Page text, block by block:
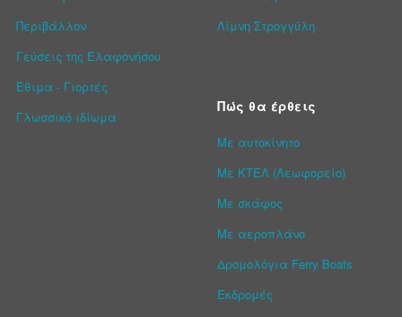
Περιβάλλον
Γεύσεις της Ελαφονήσου
Έθιμα - Γιορτές
Γλωσσικό ιδίωμα
Λίμνη Στρογγύλη
Πώς θα έρθεις
Με αυτοκίνητο
Με ΚΤΕΛ (Λεωφορείο)
Με σκάφος
Με αεροπλάνο
Δρομολόγια Ferry Boats
Εκδρομές